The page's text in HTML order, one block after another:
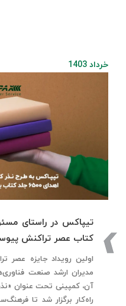
خرداد 1403
تیپاکس در راستای
کتاب عصر تراکنش
مدیران ارشد صنعت
آن، کمپینی تحت عنوان
راه‌کار برگزار شد تا